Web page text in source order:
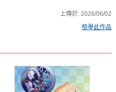
上傳於:2026/06/02
檢舉此作品